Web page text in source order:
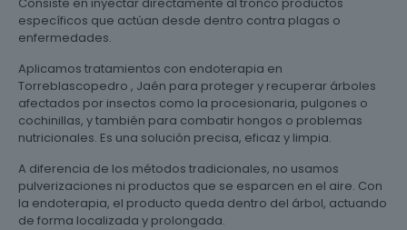
específicos que actúan desde dentro contra plagas o
enfermedades.
Aplicamos tratamientos con endoterapia en
Torreblascopedro , Jaén para proteger y recuperar árboles
afectados por insectos como la procesionaria, pulgones o
cochinillas, y también para combatir hongos o problemas
nutricionales. Es una solución precisa, eficaz y limpia.
A diferencia de los métodos tradicionales, no usamos
pulverizaciones ni productos que se esparcen en el aire. Con
la endoterapia, el producto queda dentro del árbol, actuando
de forma localizada y prolongada.